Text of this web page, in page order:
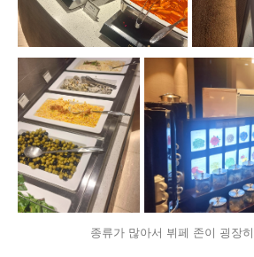
종류가 많아서 뷔페 존이 굉장